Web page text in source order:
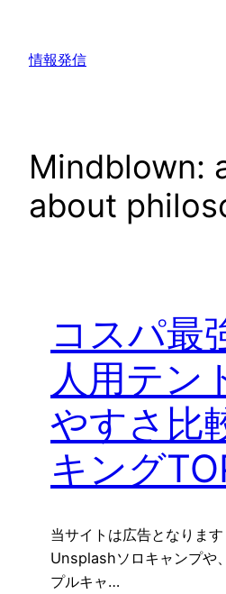
情報発信
Mindblown:
about
コスパ最
人用テン
やすさ比
キング
当サイトは広告となりま
Unsplashソロキャンプや
プルキャ…